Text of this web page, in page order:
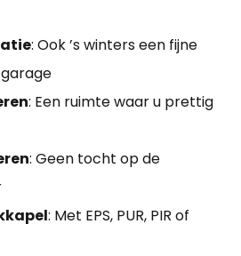
: Ook ’s winters een fijne
: Een ruimte waar u prettig
: Geen tocht op de
: Met EPS, PUR, PIR of